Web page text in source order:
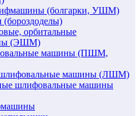
(болгарки, УШМ)
орбитальные
(ЭШМ)
машины (ПШМ,
машины (ЛШМ)
шлифовальные машины